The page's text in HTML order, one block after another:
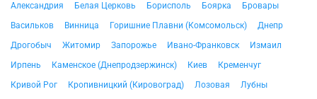
Александрия Белая Церковь Борисполь Боярка
Бровары
Васильков
Винница Горишние Плавни (Комсомольск)
Днепр
Дрогобыч
Житомир Запорожье Ивано-Франковск
Измаил
Ирпень
Каменское (Днепродзержинск) Киев
Кременчуг
Кривой Рог
Кропивницкий (Кировоград) Лозовая
Лубны